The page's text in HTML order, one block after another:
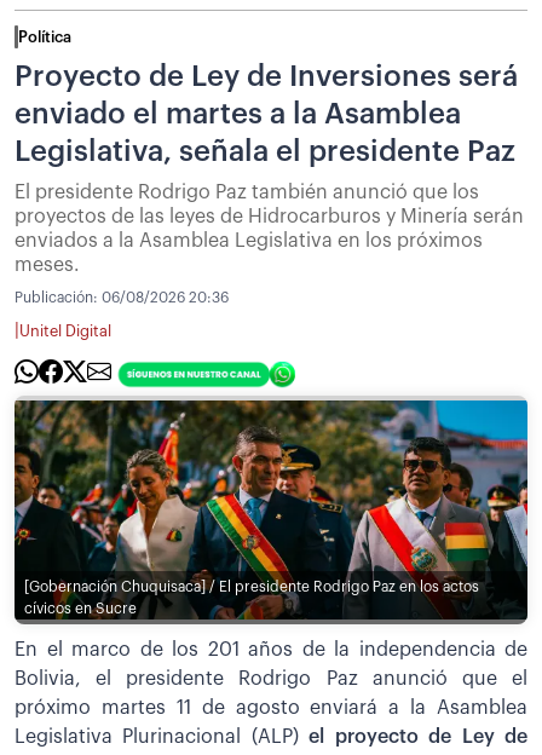
Política
Proyecto de Ley de Inversiones será
enviado el martes a la Asamblea
Legislativa, señala el presidente Paz
El presidente Rodrigo Paz también anunció que los
proyectos de las leyes de Hidrocarburos y Minería serán
enviados a la Asamblea Legislativa en los próximos
meses.
Publicación: 06/08/2026 20:36
Unitel Digital
[Gobernación Chuquisaca] / El presidente Rodrigo Paz en los actos
cívicos en Sucre
En el marco de los 201 años de la independencia de
Bolivia, el presidente Rodrigo Paz anunció que el
próximo martes 11 de agosto enviará a la Asamblea
Legislativa Plurinacional (ALP)el proyecto de Ley de